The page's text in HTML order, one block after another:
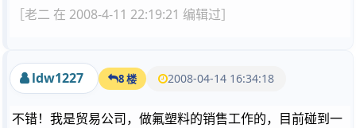
［老二 在 2008-4-11 22:19:21 编辑过］
ldw1227 8 楼 2008-04-14 16:34:18
不错！我是贸易公司，做氟塑料的销售工作的，目前碰到一